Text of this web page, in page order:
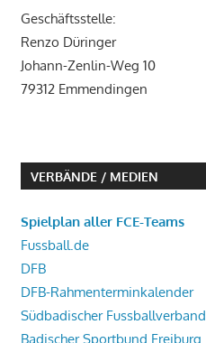
Geschäftsstelle:
Renzo Düringer
Johann-Zenlin-Weg 10
79312 Emmendingen
VERBÄNDE / MEDIEN
Spielplan aller FCE-Teams
Fussball.de
DFB
DFB-Rahmenterminkalender
Südbadischer Fussballverband
Badischer Sportbund Freiburg